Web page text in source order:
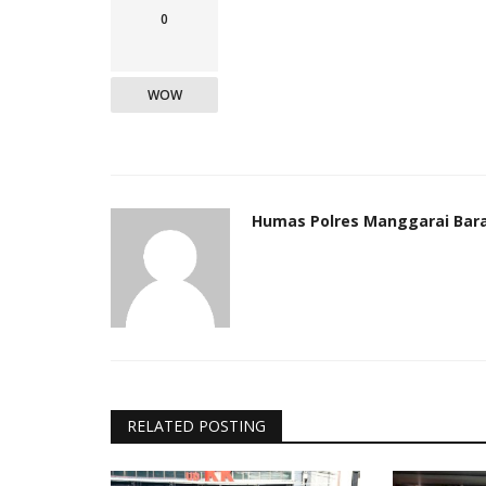
0
WOW
Humas Polres Manggarai
RELATED POSTING